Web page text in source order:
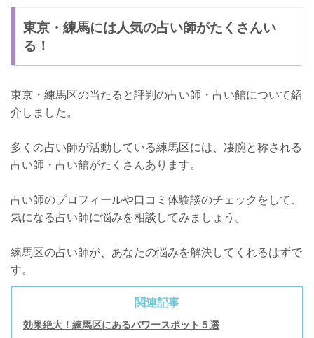
東京・練馬には人気の占い師がたくさんい
る！
東京・練馬区の当たると評判の占い師・占い館について紹
介しました。
多くの占い師が活動している練馬区には、凄腕と称される
占い師・占い館がたくさんあります。
占い師のプロフィールや口コミ体験談のチェックをして、
気になる占い師に悩みを相談してみましょう。
練馬区の占い師が、あなたの悩みを解決してくれるはずで
す。
関連記事
効果絶大！練馬区にあるパワースポット５選